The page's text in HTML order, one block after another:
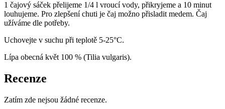
1 čajový sáček přelijeme 1/4 l vroucí vody, přikryjeme a 10 minut
louhujeme. Pro zlepšení chuti je čaj možno přisladit medem. Čaj
užíváme dle potřeby.
Uchovejte v suchu při teplotě 5-25°C.
Lípa obecná květ 100 % (Tilia vulgaris).
Recenze
Zatím zde nejsou žádné recenze.